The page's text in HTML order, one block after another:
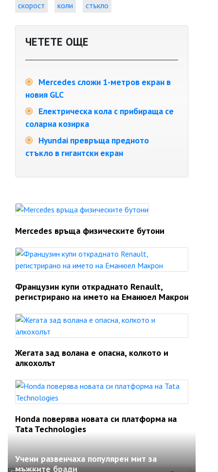
скорост
коли стъкло
ЧЕТЕТЕ ОЩЕ
Mercedes сложи 1-метров екран в
новия GLC
Електрическа кола с прибираща се
соларна козирка
Hyundai превръща предното
стъкло в гигантски екран
Mercedes връща физическите бутони
Французин купи откраднато Renault,
регистрирано на името на Еманюел Макрон
Жегата зад волана е опасна, колкото и
алкохолът
Honda поверява новата си платформа на
Tata Technologies
Учени развенчаха популярен мит за
мъжките бради